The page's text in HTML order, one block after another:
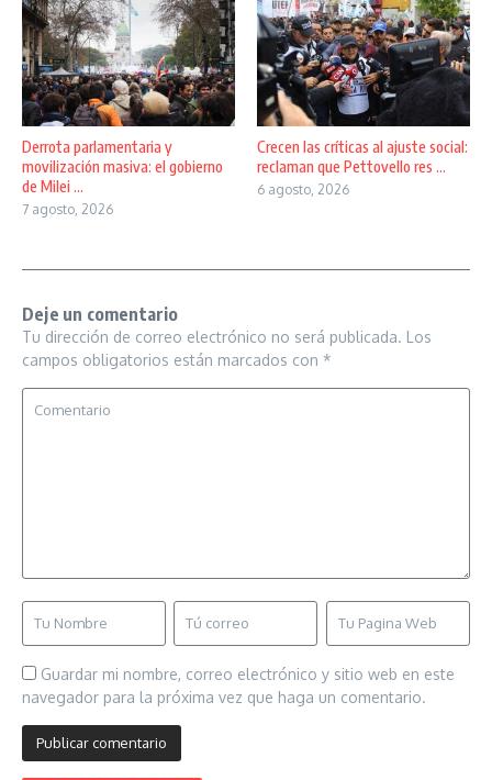
Derrota parlamentaria y
movilización masiva: el gobierno
de Milei ...
7 agosto, 2026
Crecen las críticas al ajuste social:
reclaman que Pettovello res ...
6 agosto, 2026
Deje un comentario
Tu dirección de correo electrónico no será publicada. Los
campos obligatorios están marcados con *
Guardar mi nombre, correo electrónico y sitio web en este
navegador para la próxima vez que haga un comentario.